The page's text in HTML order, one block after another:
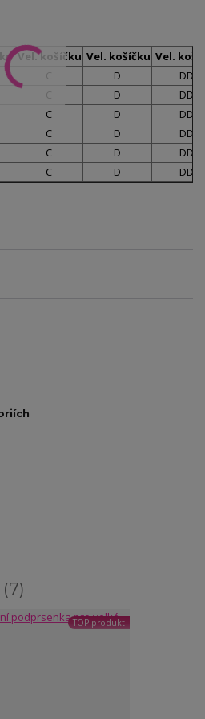
Vel. košíčku Vel. košíčku Vel.
C D
DD
C D
DD
C D
DD
C D
DD
C D
DD
C D DD
7
TOP produkt